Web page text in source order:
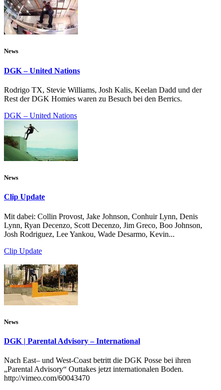
News
DGK – United Nations
Rodrigo TX, Stevie Williams, Josh Kalis, Keelan Dadd und der
Rest der DGK Homies waren zu Besuch bei den Berrics.
DGK – United Nations
News
Clip Update
Mit dabei: Collin Provost, Jake Johnson, Conhuir Lynn, Denis
Lynn, Ryan Decenzo, Scott Decenzo, Jim Greco, Boo Johnson,
Josh Rodriguez, Lee Yankou, Wade Desarmo, Kevin...
Clip Update
News
DGK | Parental Advisory – International
Nach East– und West-Coast betritt die DGK Posse bei ihren
„Parental Advisory“ Outtakes jetzt internationalen Boden.
http://vimeo.com/60043470